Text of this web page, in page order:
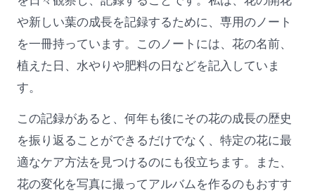
や新しい葉の成長を記録するために、専用のノート
を一冊持っています。このノートには、花の名前、
植えた日、水やりや肥料の日などを記入していま
す。
この記録があると、何年も後にその花の成長の歴史
を振り返ることができるだけでなく、特定の花に最
適なケア方法を見つけるのにも役立ちます。また、
花の変化を写真に撮ってアルバムを作るのもおすす